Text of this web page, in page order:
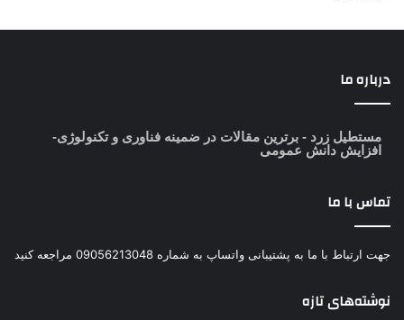
درباره ما
مستطیل زرد - برترین مقالات در ضمینه فناوری و تکنولوژی-
افزایش دانش عمومی
تماس با ما
جهت ارتباط با ما به پشتیبانی واتساپ به شماره 09056213048 مراجعه کنید
نوشته‌های تازه